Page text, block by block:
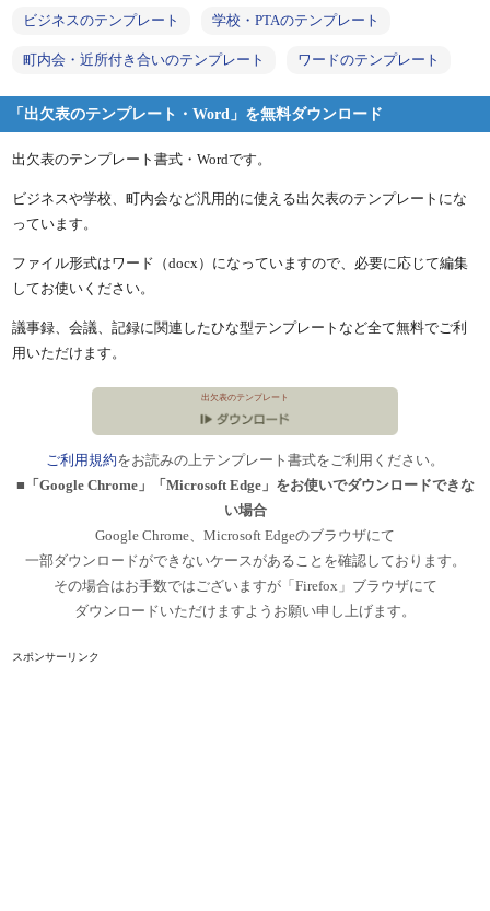
ビジネスのテンプレート 学校・PTAのテンプレート
町内会・近所付き合いのテンプレート ワードのテンプレート
「出欠表のテンプレート・Word」を無料ダウンロード
出欠表のテンプレート書式・Wordです。
ビジネスや学校、町内会など汎用的に使える出欠表のテンプレートにな
っています。
ファイル形式はワード（docx）になっていますので、必要に応じて編集
してお使いください。
議事録、会議、記録に関連したひな型テンプレートなど全て無料でご利
用いただけます。
出欠表のテンプレート
ご利用規約をお読みの上テンプレート書式をご利用ください。
■「Google Chrome」「Microsoft Edge」をお使いでダウンロードできな
い場合
Google Chrome、Microsoft Edgeのブラウザにて
一部ダウンロードができないケースがあることを確認しております。
その場合はお手数ではございますが「Firefox」ブラウザにて
ダウンロードいただけますようお願い申し上げます。
スポンサーリンク